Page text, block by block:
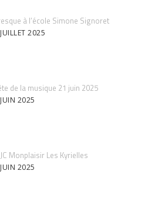
à l’école Simone Signoret
2025
de la musique 21 juin 2025
2025
Monplaisir Les Kyrielles
2025